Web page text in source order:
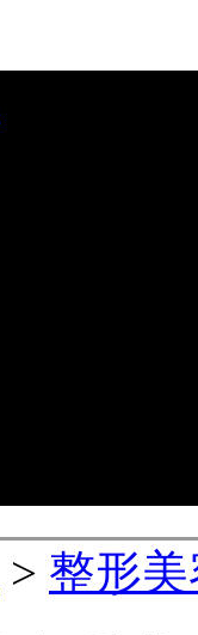
> 整形